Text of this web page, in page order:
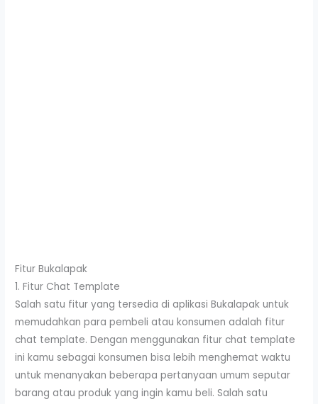
Fitur Bukalapak
1. Fitur Chat Template
Salah satu fitur yang tersedia di aplikasi Bukalapak untuk
memudahkan para pembeli atau konsumen adalah fitur
chat template. Dengan menggunakan fitur chat template
ini kamu sebagai konsumen bisa lebih menghemat waktu
untuk menanyakan beberapa pertanyaan umum seputar
barang atau produk yang ingin kamu beli. Salah satu